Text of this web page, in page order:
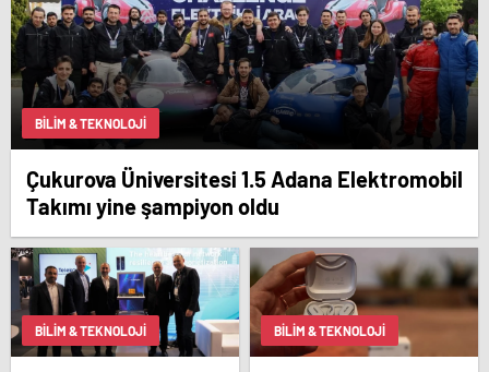
BILIM & TEKNOLOJI
Çukurova Üniversitesi 1.5 Adana Elektromobil
Takımı yine şampiyon oldu
BILIM & TEKNOLOJI BILIM & TEKNOLOJI